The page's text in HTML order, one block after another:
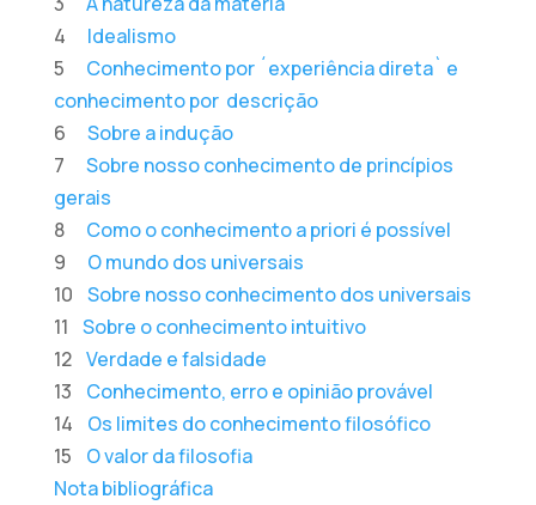
4 Idealismo
5 Conhecimento por ´experiência direta` e
conhecimento por descrição
6 Sobre a indução
7 Sobre nosso conhecimento de princípios
gerais
8 Como o conhecimento a priori é possível
9 O mundo dos universais
10 Sobre nosso conhecimento dos universais
11 Sobre o conhecimento intuitivo
12 Verdade e falsidade
13
Conhecimento, erro e opinião provável
14 Os limites do conhecimento filosófico
15 O valor da filosofia
Nota bibliográfica